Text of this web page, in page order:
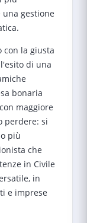
gestione
la giusta
di una
bonaria
maggiore
perdere: si
più
che
in Civile
in
e imprese